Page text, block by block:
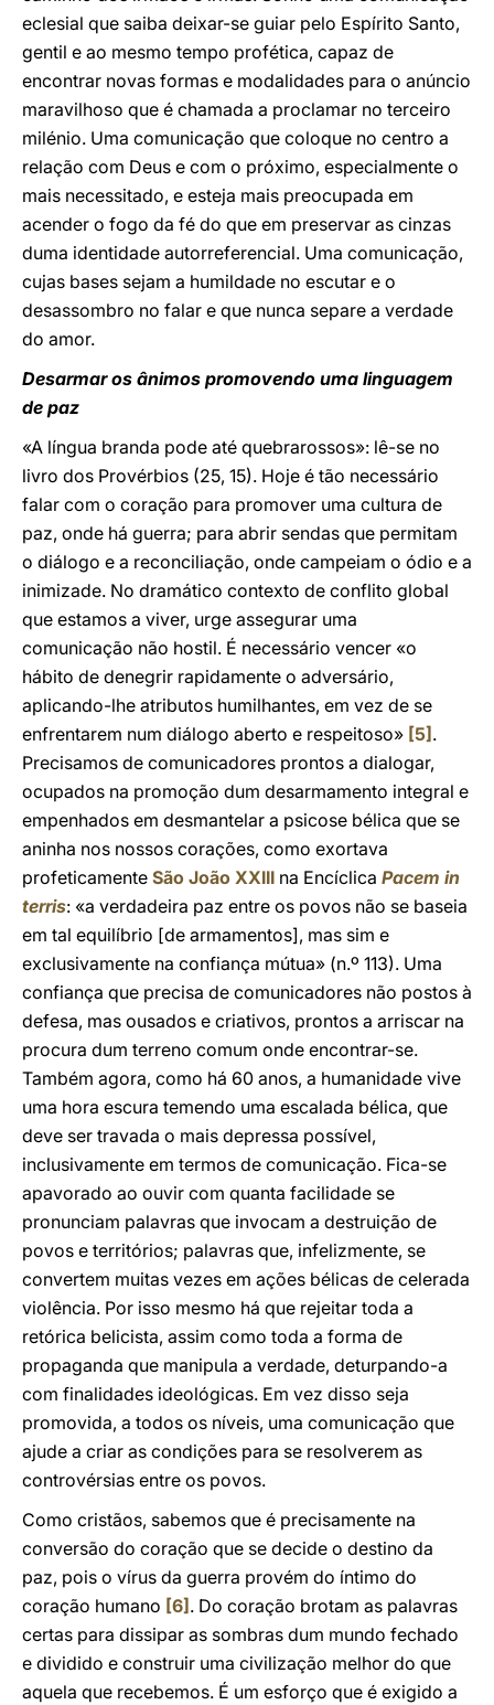
eclesial que saiba deixar-se guiar pelo Espírito Santo,
gentil e ao mesmo tempo profética, capaz de
encontrar novas formas e modalidades para o anúncio
maravilhoso que é chamada a proclamar no terceiro
milénio. Uma comunicação que coloque no centro a
relação com Deus e com o próximo, especialmente o
mais necessitado, e esteja mais preocupada em
acender o fogo da fé do que em preservar as cinzas
duma identidade autorreferencial. Uma comunicação,
cujas bases sejam a humildade no escutar e o
desassombro no falar e que nunca separe a verdade
do amor.
Desarmar os ânimos promovendo uma linguagem
de paz
«A língua branda pode até quebrarossos»: lê-se no
livro dos Provérbios (25, 15). Hoje é tão necessário
falar com o coração para promover uma cultura de
paz, onde há guerra; para abrir sendas que permitam
o diálogo e a reconciliação, onde campeiam o ódio e a
inimizade. No dramático contexto de conflito global
que estamos a viver, urge assegurar uma
comunicação não hostil. É necessário vencer «o
hábito de denegrir rapidamente o adversário,
aplicando-lhe atributos humilhantes, em vez de se
enfrentarem num diálogo aberto e respeitoso» [5] .
Precisamos de comunicadores prontos a dialogar,
ocupados na promoção dum desarmamento integral e
empenhados em desmantelar a psicose bélica que se
aninha nos nossos corações, como exortava
profeticamente São João XXIII na Encíclica Pacem in
terris: «a verdadeira paz entre os povos não se baseia
em tal equilíbrio [de armamentos], mas sim e
exclusivamente na confiança mútua» (n.º 113). Uma
confiança que precisa de comunicadores não postos à
defesa, mas ousados e criativos, prontos a arriscar na
procura dum terreno comum onde encontrar-se.
Também agora, como há 60 anos, a humanidade vive
uma hora escura temendo uma escalada bélica, que
deve ser travada o mais depressa possível,
inclusivamente em termos de comunicação. Fica-se
apavorado ao ouvir com quanta facilidade se
pronunciam palavras que invocam a destruição de
povos e territórios; palavras que, infelizmente, se
convertem muitas vezes em ações bélicas de celerada
violência. Por isso mesmo há que rejeitar toda a
retórica belicista, assim como toda a forma de
propaganda que manipula a verdade, deturpando-a
com finalidades ideológicas. Em vez disso seja
promovida, a todos os níveis, uma comunicação que
ajude a criar as condições para se resolverem as
controvérsias entre os povos.
Como cristãos, sabemos que é precisamente na
conversão do coração que se decide o destino da
paz, pois o vírus da guerra provém do íntimo do
coração humano [6] . Do coração brotam as palavras
certas para dissipar as sombras dum mundo fechado
e dividido e construir uma civilização melhor do que
aquela que recebemos. É um esforço que é exigido a